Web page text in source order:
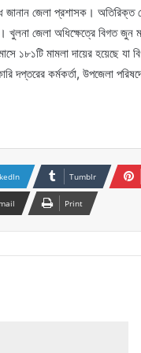
জানান জেলা প্রশাসক।
জেলা অধিক্ষেত্রে বিগত জুন
১৮১টি মামলা দায়ের হয়েছে যা
কর্মকর্তা, উপজেলা
Tumblr
Print